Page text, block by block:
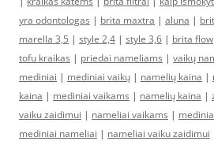
yra odontologas | brita maxtra | aluna |
marella 3,5 | style 2,4 | style 3,6 | brita flow
tofu kraikas | priedai nameliams | vaikų
mediniai | mediniai vaikų | namelių kaina |
kaina | mediniai vaikams | namelių kaina |
vaiku zaidimui | nameliai vaikams |
mediniai nameliai | nameliai vaiku zaidimui